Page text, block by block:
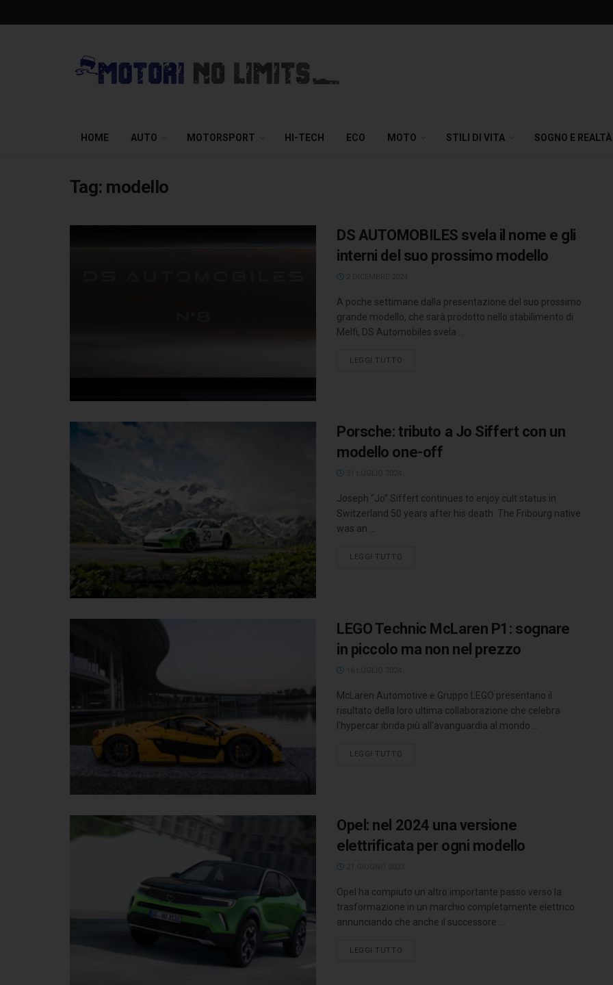
HOME AUTO MOTORSPORT HI-TECH ECO MOTO STILI DI VITA SOGNO E REALTÀ
Tag: modello
DS AUTOMOBILES svela il nome e gli
interni del suo prossimo modello
A poche settimane dalla presentazione del suo prossimo
grande modello, che sarà prodotto nello stabilimento di
Melfi, DS Automobiles svela ...
LEGGI TUTTO
Porsche: tributo a Jo Siffert con un
modello one-off
Joseph “Jo” Siffert continues to enjoy cult status in
Switzerland 50 years after his death. The Fribourg native
was an ...
LEGGI TUTTO
LEGO Technic McLaren P1: sognare
in piccolo ma non nel prezzo
McLaren Automotive e Gruppo LEGO presentano il
risultato della loro ultima collaborazione che celebra
l'hypercar ibrida più all'avanguardia al mondo ...
LEGGI TUTTO
Opel: nel 2024 una versione
elettrificata per ogni modello
Opel ha compiuto un altro importante passo verso la
trasformazione in un marchio completamente elettrico
annunciando che anche il successore ...
LEGGI TUTTO